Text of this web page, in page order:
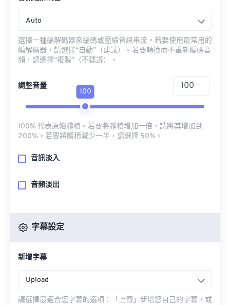
Auto
選擇一種編解碼器來編碼或壓縮音訊串流。若要使用最常用的
編解碼器，請選擇“自動”（建議）。若要轉換而不重新編碼音
頻，請選擇“複製”（不建議）。
調整音量
100
100% 代表原始體積。若要將體積增加一倍，請將其增加到
200%。若要將體積減少一半，請選擇 50%。
音訊淡入
音頻淡出
字幕設定
新增字幕
Upload
請選擇最適合您字幕的選項：「上傳」新增您自己的字幕，或